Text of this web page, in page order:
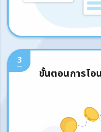
3
ขั้นตอนการโอ